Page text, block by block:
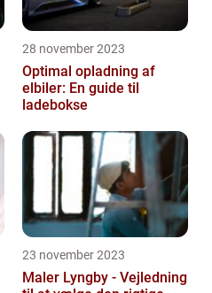
28 november 2023
Optimal opladning af
elbiler: En guide til
ladebokse
23 november 2023
Maler Lyngby - Vejledning